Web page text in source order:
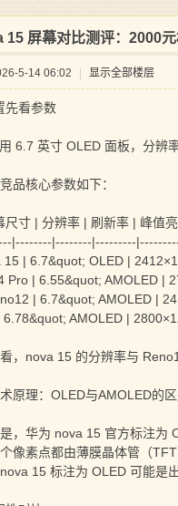
15 屏幕对比测评：2000
5-14 06:02 显示全部楼层
先看参数
6.7 英寸 OLED 面板，分辨
品核心参数如下：
尺寸 | 分辨率 | 刷新率 | 峰值
|--------|--------|---------
15 | 6.7&quot; OLED |
Pro | 6.55&quot; AMOLED |
| 6.7&quot; AMOLED |
6.78&quot; AMOLED |
，nova 15 的分辨率与
原理：OLED与AMOLED的
，华为 nova 15 官方标注为
像素点都由薄膜晶体管（
15 标注为 OLED 可能是